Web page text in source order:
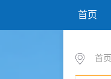
首页
首页